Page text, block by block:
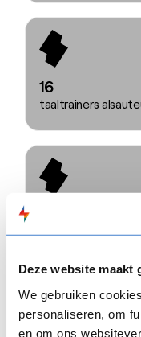
Deze website maakt
We gebruiken
personaliseren, om
en om ons
16
taaltrainers
unieke gebruikers